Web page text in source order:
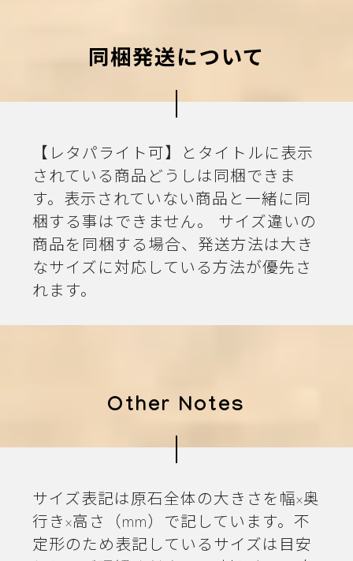
同梱発送について
【レタパライト可】とタイトルに表示
されている商品どうしは同梱できま
す。表示されていない商品と一緒に同
梱する事はできません。 サイズ違いの
商品を同梱する場合、発送方法は大き
なサイズに対応している方法が優先さ
れます。
Other Notes
サイズ表記は原石全体の大きさを幅×奥
行き×高さ（mm）で記しています。不
定形のため表記しているサイズは目安